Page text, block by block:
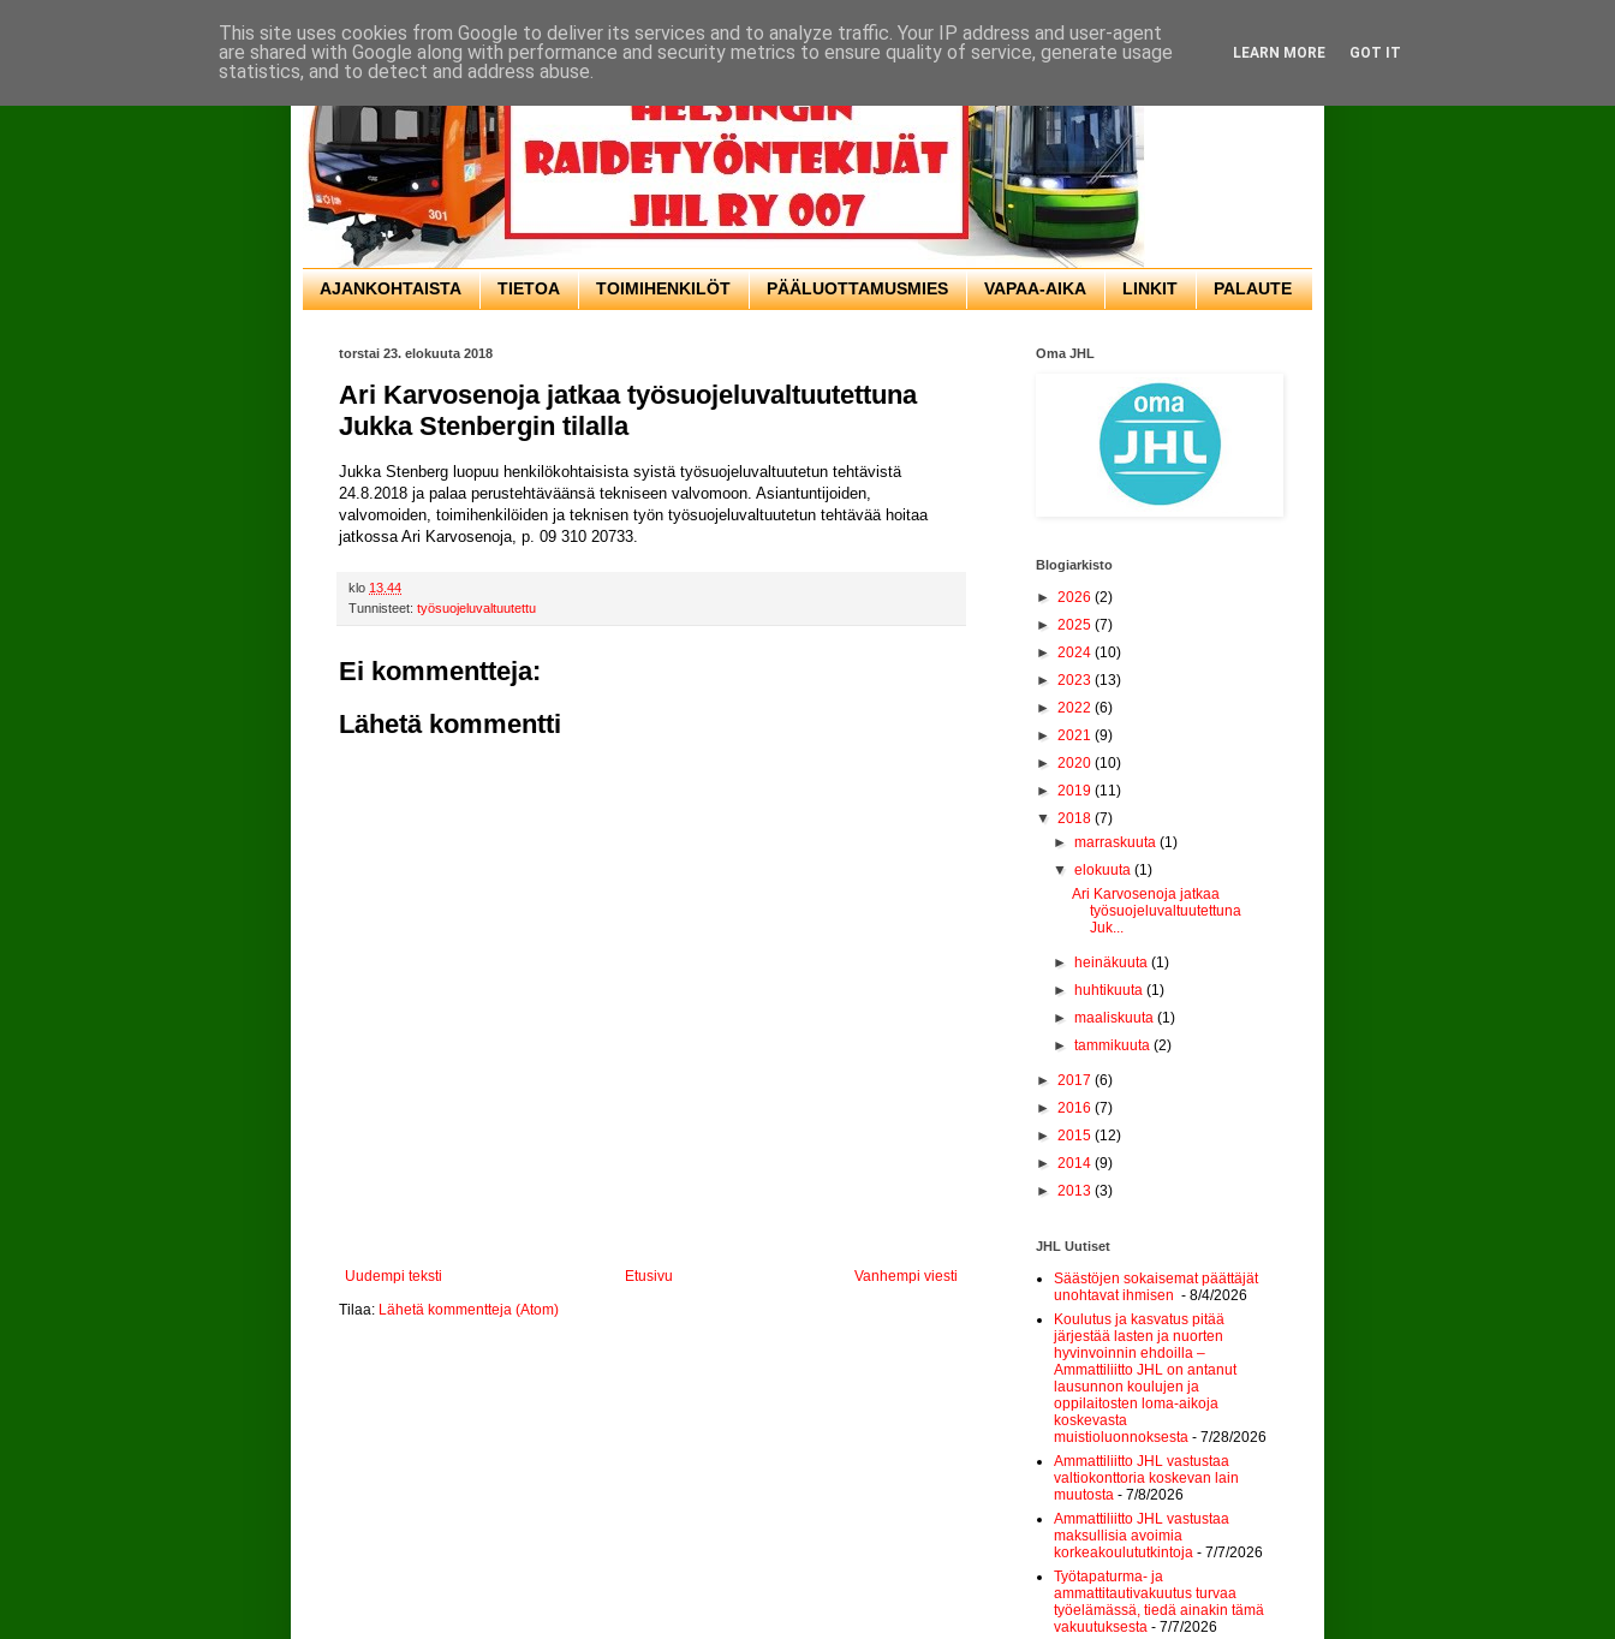
AJANKOHTAISTA TIETOA TOIMIHENKILÖT PÄÄLUOTTAMUSMIES VAPAA-AIKA LINKIT PALAUTE
torstai 23. elokuuta 2018
Ari Karvosenoja jatkaa työsuojeluvaltuutettuna
Jukka Stenbergin tilalla
Jukka Stenberg luopuu henkilökohtaisista syistä työsuojeluvaltuutetun tehtävistä
24.8.2018 ja palaa perustehtäväänsä tekniseen valvomoon. Asiantuntijoiden,
valvomoiden, toimihenkilöiden ja teknisen työn työsuojeluvaltuutetun tehtävää hoitaa
jatkossa Ari Karvosenoja, p. 09 310 20733.
klo 13.44
Tunnisteet: työsuojeluvaltuutettu
Ei kommentteja:
Lähetä kommentti
Uudempi teksti Vanhempi viesti
Etusivu
Tilaa: Lähetä kommentteja (Atom)
Oma JHL
Blogiarkisto
► 2026 (2)
► 2025 (7)
► 2024 (10)
► 2023 (13)
► 2022 (6)
► 2021 (9)
► 2020 (10)
► 2019 (11)
▼ 2018 (7)
►marraskuuta(1)
▼elokuuta(1)
Ari Karvosenoja jatkaa
työsuojeluvaltuutettuna
Juk...
►heinäkuuta(1)
►huhtikuuta(1)
►maaliskuuta(1)
►tammikuuta(2)
► 2017 (6)
► 2016 (7)
► 2015 (12)
► 2014 (9)
► 2013 (3)
JHL Uutiset
Säästöjen sokaisemat päättäjät
unohtavat ihmisen - 8/4/2026
Koulutus ja kasvatus pitää
järjestää lasten ja nuorten
hyvinvoinnin ehdoilla –
Ammattiliitto JHL on antanut
lausunnon koulujen ja
oppilaitosten loma-aikoja
koskevasta
muistioluonnoksesta - 7/28/2026
Ammattiliitto JHL vastustaa
valtiokonttoria koskevan lain
muutosta - 7/8/2026
Ammattiliitto JHL vastustaa
maksullisia avoimia
korkeakoulututkintoja - 7/7/2026
Työtapaturma- ja
ammattitautivakuutus turvaa
työelämässä, tiedä ainakin tämä
vakuutuksesta - 7/7/2026
This site uses cookies from Google to deliver its services and to analyze traffic. Your IP address and user-agent
are shared with Google along with performance and security metrics to ensure quality of service, generate usage
statistics, and to detect and address abuse.
LEARN MORE GOT IT